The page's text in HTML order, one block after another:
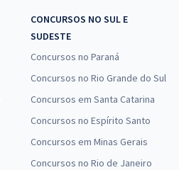
CONCURSOS NO SUL E
SUDESTE
Concursos no Paraná
Concursos no Rio Grande do Sul
Concursos em Santa Catarina
Concursos no Espírito Santo
Concursos em Minas Gerais
Concursos no Rio de Janeiro